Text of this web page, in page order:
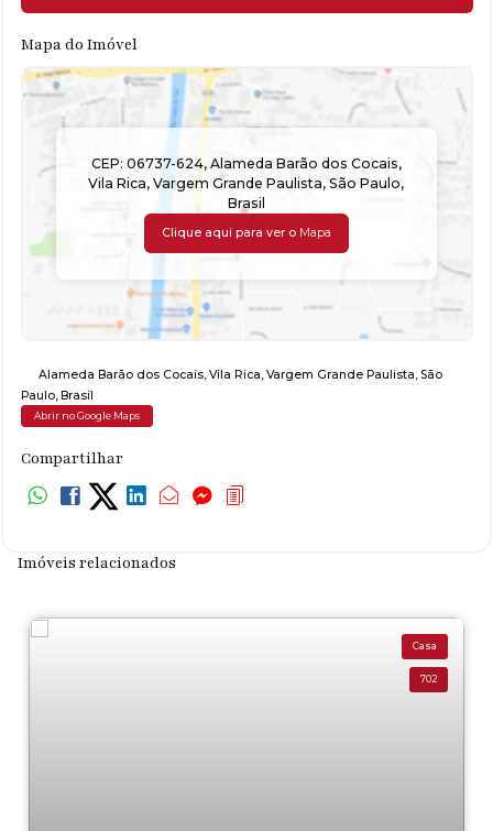
Mapa do Imóvel
CEP: 06737-624, Alameda Barão dos Cocais,
Vila Rica,Vargem Grande Paulista,São Paulo,
Brasil
Clique aqui para ver o Mapa
Alameda Barão dos Cocais, Vila Rica Vargem Grande Paulista São
Paulo, Brasil
Abrir no Google Maps
Compartilhar
Imóveis relacionados
Casa
702